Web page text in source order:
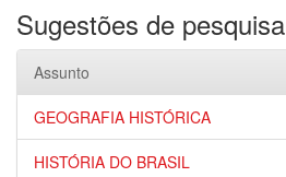
Sugestões de pesquisa
Assunto
GEOGRAFIA HISTÓRICA
HISTÓRIA DO BRASIL